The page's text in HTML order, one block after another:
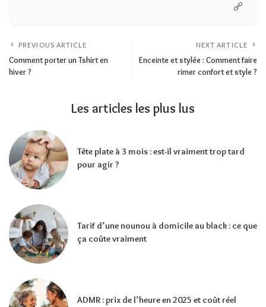
PREVIOUS ARTICLE
Comment porter un Tshirt en
hiver ?
NEXT ARTICLE
Enceinte et stylée : Comment faire
rimer confort et style ?
Les articles les plus lus
Tête plate à 3 mois : est-il vraiment trop tard
pour agir ?
Tarif d’une nounou à domicile au black : ce que
ça coûte vraiment
ADMR : prix de l’heure en 2025 et coût réel